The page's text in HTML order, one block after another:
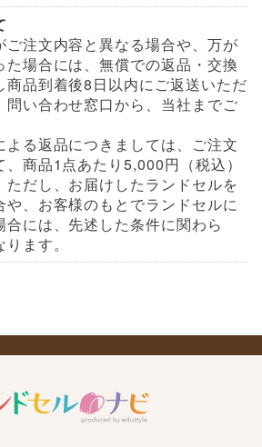
ご注文内容と異なる場合や、万が
場合には、無償での返品・交換
商品到着後8日以内にご返送いただ
問い合わせ窓口から、当社までご
よる返品につきましては、ご注文
商品1点あたり5,000円（税込）
ただし、お届けしたランドセルを
や、お客様のもとでランドセルに
には、先述した条件に関わら
ます。